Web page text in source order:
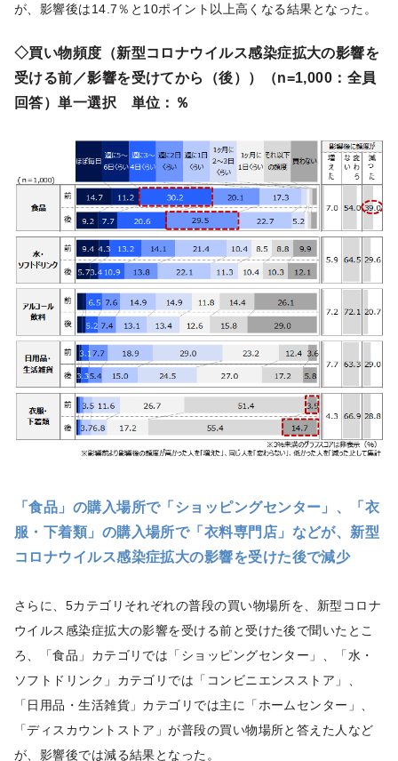
が、影響後は14.7％と10ポイント以上高くなる結果となった。
◇買い物頻度（新型コロナウイルス感染症拡大の影響を
受ける前／影響を受けてから（後））（n=1,000：全員
回答）単一選択 単位：％
「食品」の購入場所で「ショッピングセンター」、「衣
服・下着類」の購入場所で「衣料専門店」などが、新型
コロナウイルス感染症拡大の影響を受けた後で減少
さらに、5カテゴリそれぞれの普段の買い物場所を、新型コロナ
ウイルス感染症拡大の影響を受ける前と受けた後で聞いたとこ
ろ、「食品」カテゴリでは「ショッピングセンター」、「水・
ソフトドリンク」カテゴリでは「コンビニエンスストア」、
「日用品・生活雑貨」カテゴリでは主に「ホームセンター」、
「ディスカウントストア」が普段の買い物場所と答えた人など
が、影響後では減る結果となった。